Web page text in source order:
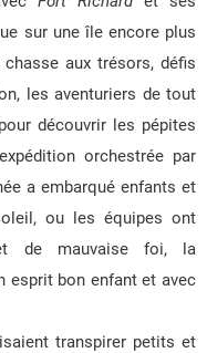
sur une île encore plus
aux trésors, défis
les aventuriers de tout
découvrir les pépites
orchestrée par
a embarqué enfants et
ou les équipes ont
de mauvaise foi, la
esprit bon enfant et avec
transpirer petits et